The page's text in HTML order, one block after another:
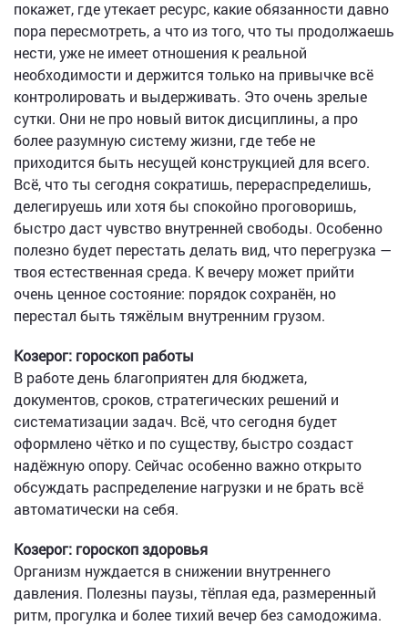
покажет, где утекает ресурс, какие обязанности давно
пора пересмотреть, а что из того, что ты продолжаешь
нести, уже не имеет отношения к реальной
необходимости и держится только на привычке всё
контролировать и выдерживать. Это очень зрелые
сутки. Они не про новый виток дисциплины, а про
более разумную систему жизни, где тебе не
приходится быть несущей конструкцией для всего.
Всё, что ты сегодня сократишь, перераспределишь,
делегируешь или хотя бы спокойно проговоришь,
быстро даст чувство внутренней свободы. Особенно
полезно будет перестать делать вид, что перегрузка —
твоя естественная среда. К вечеру может прийти
очень ценное состояние: порядок сохранён, но
перестал быть тяжёлым внутренним грузом.
Козерог: гороскоп работы
В работе день благоприятен для бюджета,
документов, сроков, стратегических решений и
систематизации задач. Всё, что сегодня будет
оформлено чётко и по существу, быстро создаст
надёжную опору. Сейчас особенно важно открыто
обсуждать распределение нагрузки и не брать всё
автоматически на себя.
Козерог: гороскоп здоровья
Организм нуждается в снижении внутреннего
давления. Полезны паузы, тёплая еда, размеренный
ритм, прогулка и более тихий вечер без самодожима.